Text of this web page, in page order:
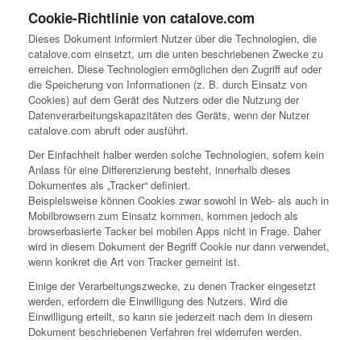
Cookie-Richtlinie von catalove.com
Dieses Dokument informiert Nutzer über die Technologien, die
catalove.com einsetzt, um die unten beschriebenen Zwecke zu
erreichen. Diese Technologien ermöglichen den Zugriff auf oder
die Speicherung von Informationen (z. B. durch Einsatz von
Cookies) auf dem Gerät des Nutzers oder die Nutzung der
Datenverarbeitungskapazitäten des Geräts, wenn der Nutzer
catalove.com abruft oder ausführt.
Der Einfachheit halber werden solche Technologien, sofern kein
Anlass für eine Differenzierung besteht, innerhalb dieses
Dokumentes als „Tracker“ definiert.
Beispielsweise können Cookies zwar sowohl in Web- als auch in
Mobilbrowsern zum Einsatz kommen, kommen jedoch als
browserbasierte Tacker bei mobilen Apps nicht in Frage. Daher
wird in diesem Dokument der Begriff Cookie nur dann verwendet,
wenn konkret die Art von Tracker gemeint ist.
Einige der Verarbeitungszwecke, zu denen Tracker eingesetzt
werden, erfordern die Einwilligung des Nutzers. Wird die
Einwilligung erteilt, so kann sie jederzeit nach dem in diesem
Dokument beschriebenen Verfahren frei widerrufen werden.